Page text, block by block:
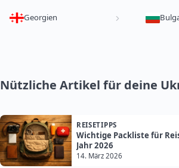
Georgien
Nützliche Artikel für deine
REISETIPPS
Wichtige Packliste für
Jahr 2026
14. März 2026